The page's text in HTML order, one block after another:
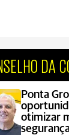
DA
Ponta
otimizar